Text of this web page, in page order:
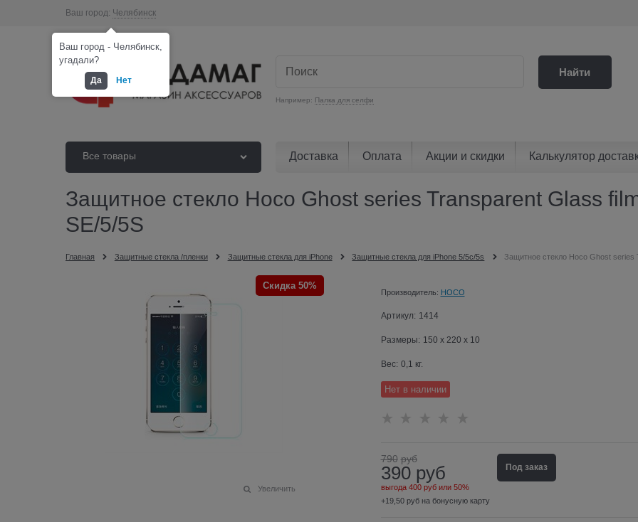
Ваш город: Челябинск
Например: Палка для селфи
Найти
Все товары Доставка Оплата Акции и скидки Калькулятор
Защитное стекло Hoco Ghost series Transparent Glass
SE/5/5S
Главная Защитные стекла /пленки Защитные стекла для iPhone Защитные стекла для iPhone 5/5c/5s Защитное стекло Hoco Ghost series
Скидка 50%
Увеличить
Производитель: HOCO
Артикул: 1414
Размеры: 150 x 220 x 10
Вес: 0,1 кг.
Нет в наличии
790 руб
390 руб
выгода 400 рубили 50%
+19,50 руб на бонусную карту
Под заказ
Ваш город - Челябинск,
угадали?
Да Нет